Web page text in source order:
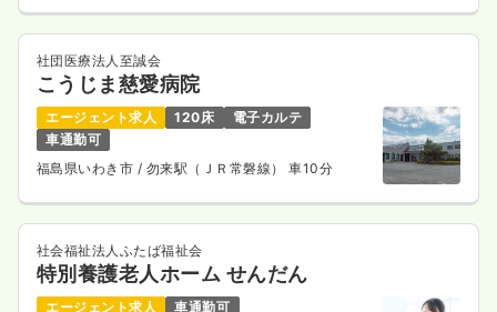
社団医療法人至誠会
こうじま慈愛病院
エージェント求人 120床
電子カルテ
車通勤可
福島県いわき市 / 勿来駅（ＪＲ常磐線） 車10分
社会福祉法人ふたば福祉会
特別養護老人ホーム せんだん
エージェント求人
車通勤可